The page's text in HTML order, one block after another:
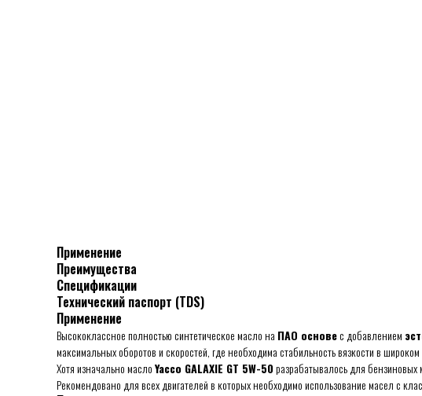
Применение
Преимущества
Спецификации
Технический паспорт (TDS)
Применение
Высококлассное полностью синтетическое масло на ПАО основес добавлением
максимальных оборотов и скоростей, где необходима стабильность вязкости в
Хотя изначально маслоYacco GALAXIE GT 5W-50разрабатывалось для бензиновых
Рекомендовано для всех двигателей в которых необходимо использование масел с